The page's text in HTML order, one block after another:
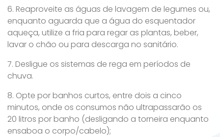
6. Reaproveite as águas de lavagem de legumes ou,
enquanto aguarda que a água do esquentador
aqueça, utilize a fria para regar as plantas, beber,
lavar o chão ou para descarga no sanitário.
7. Desligue os sistemas de rega em períodos de
chuva.
8. Opte por banhos curtos, entre dois a cinco
minutos, onde os consumos não ultrapassarão os
20 litros por banho (desligando a torneira enquanto
ensaboa o corpo/cabelo);